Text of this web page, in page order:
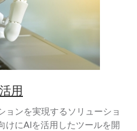
用
ョンを実現するソリューショ
けにAIを活用したツールを開